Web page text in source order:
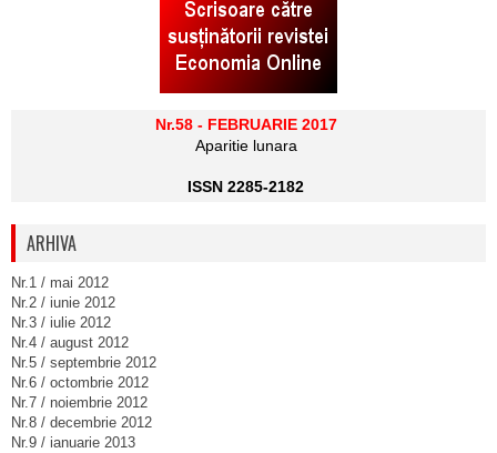
Nr.58 - FEBRUARIE 2017
Aparitie lunara
ISSN 2285-2182
ARHIVA
Nr.1 / mai 2012
Nr.2 / iunie 2012
Nr.3 / iulie 2012
Nr.4 / august 2012
Nr.5 / septembrie 2012
Nr.6 / octombrie 2012
Nr.7 / noiembrie 2012
Nr.8 / decembrie 2012
Nr.9 / ianuarie 2013